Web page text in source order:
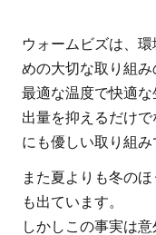
ウォームビズは、
めの大切な取り組み
最適な温度で快適
出量を抑えるだけ
にも優しい取り組み
また夏よりも冬の
も出ています。
しかしこの事実は